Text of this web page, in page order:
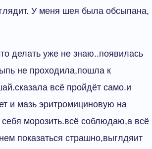
У меня шея была обсыпана,
делать уже не знаю..появилась
не проходила,пошла к
всё пройдёт само.и
и мазь эритромициновую на
морозить.всё соблюдаю,а всё
показаться страшно,выглдяит